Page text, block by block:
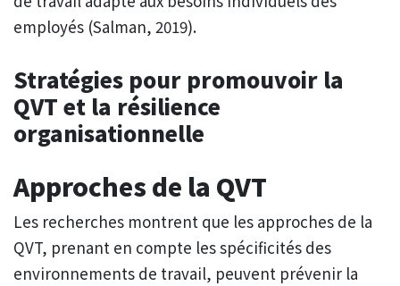
employés (Salman, 2019).
Stratégies pour promouvoir la
QVT et la résilience
organisationnelle
Approches de la QVT
Les recherches montrent que les approches de la
QVT, prenant en compte les spécificités des
environnements de travail, peuvent prévenir la